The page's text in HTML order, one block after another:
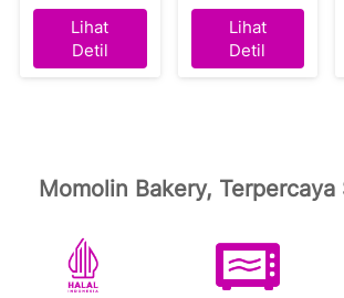
Lihat
Detil
Lihat
Detil
Momolin Bakery, Terpercaya